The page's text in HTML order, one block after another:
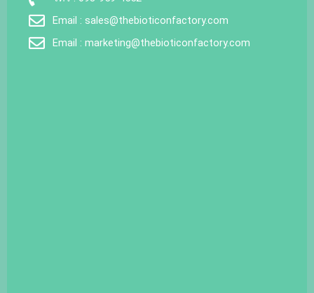
Email : sales@thebioticonfactory.com
Email : marketing@thebioticonfactory.com